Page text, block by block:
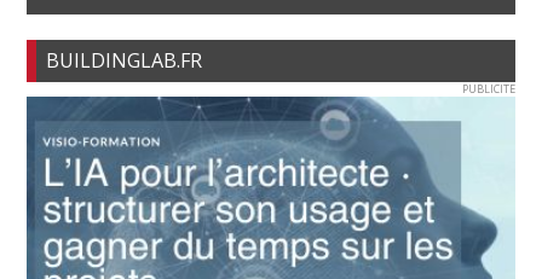
BUILDINGLAB.FR
PUBLICITE